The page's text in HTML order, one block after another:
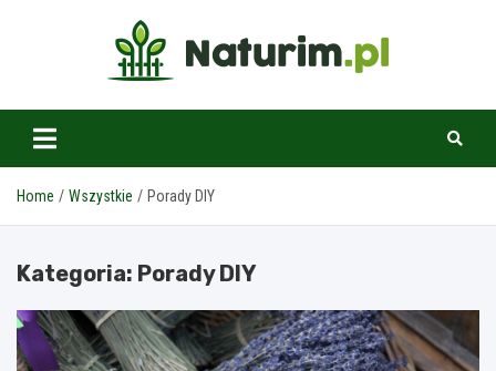
www.naturim.pl
Home Wszystkie Porady DIY
Kategoria: Porady DIY